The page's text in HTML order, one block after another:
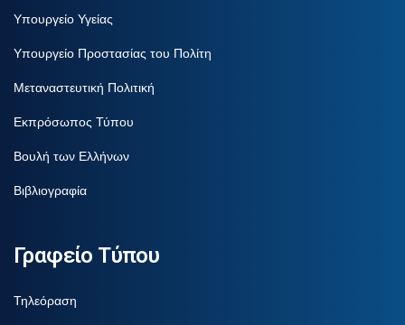
Υπουργείο Υγείας
Υπουργείο Προστασίας του Πολίτη
Μεταναστευτική Πολιτική
Εκπρόσωπος Τύπου
Βουλή των Ελλήνων
Βιβλιογραφία
Γραφείο Τύπου
Τηλεόραση